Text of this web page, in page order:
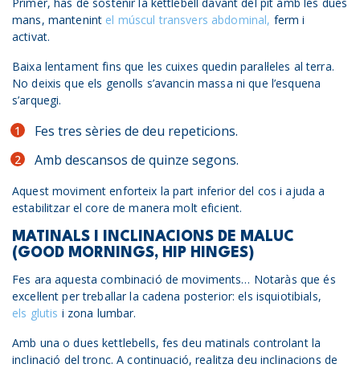
mans, mantenint el múscul transvers abdominal, ferm i
activat.
Baixa lentament fins que les cuixes quedin paral·leles al terra.
No deixis que els genolls s’avancin massa ni que l’esquena
s’arquegi.
Fes tres sèries de deu repeticions.
Amb descansos de quinze segons.
Aquest moviment enforteix la part inferior del cos i ajuda a
estabilitzar el core de manera molt eficient.
MATINALS I INCLINACIONS DE MALUC
(GOOD MORNINGS, HIP HINGES)
Fes ara aquesta combinació de moviments… Notaràs que és
excel·lent per treballar la cadena posterior: els isquiotibials,
els glutis i zona lumbar.
Amb una o dues kettlebells, fes deu matinals controlant la
inclinació del tronc. A continuació, realitza deu inclinacions de